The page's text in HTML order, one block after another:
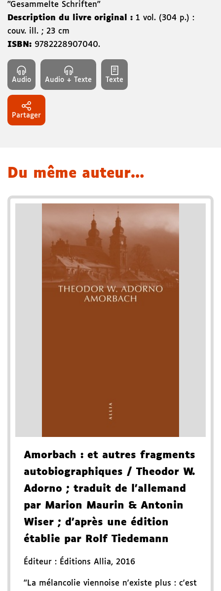
"Gesammelte Schriften"
Description du livre original : 1 vol. (304 p.) :
couv. ill. ; 23 cm
ISBN: 9782228907040.
Audio Audio + Texte Texte
Partager
Du même auteur…
Amorbach : et autres fragments
autobiographiques / Theodor W.
Adorno ; traduit de l'allemand
par Marion Maurin & Antonin
Wiser ; d'après une édition
établie par Rolf Tiedemann
Éditeur : Éditions Allia, 2016
"La mélancolie viennoise n'existe plus : c'est